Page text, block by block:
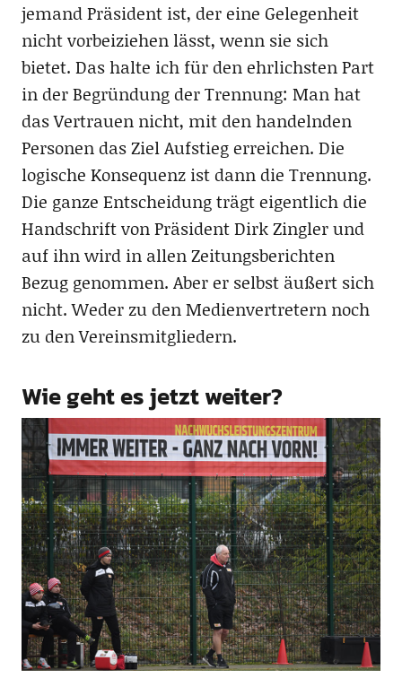
jemand Präsident ist, der eine Gelegenheit
nicht vorbeiziehen lässt, wenn sie sich
bietet. Das halte ich für den ehrlichsten Part
in der Begründung der Trennung: Man hat
das Vertrauen nicht, mit den handelnden
Personen das Ziel Aufstieg erreichen. Die
logische Konsequenz ist dann die Trennung.
Die ganze Entscheidung trägt eigentlich die
Handschrift von Präsident Dirk Zingler und
auf ihn wird in allen Zeitungsberichten
Bezug genommen. Aber er selbst äußert sich
nicht. Weder zu den Medienvertretern noch
zu den Vereinsmitgliedern.
Wie geht es jetzt weiter?